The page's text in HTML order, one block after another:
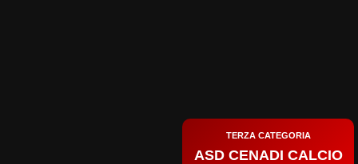
TERZA CATEGORIA
ASD CENADI CALCIO